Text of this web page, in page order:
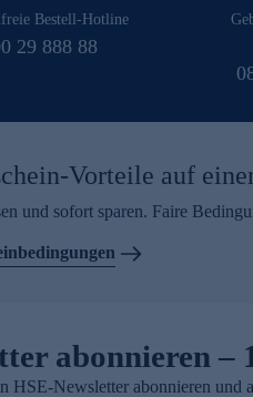
Bestell-Hotline
29 888 88
Vorteile auf
und sofort sparen. Faire
abonnieren –
HSE-Newsletter abonnieren und